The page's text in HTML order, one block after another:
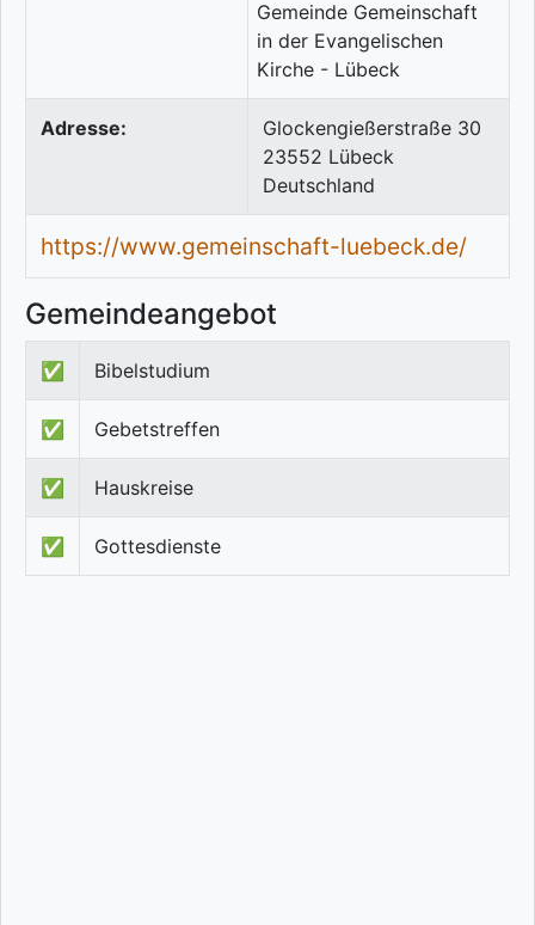
Adresse:
Glockengießerstraße 30
23552 Lübeck
Deutschland
https://www.gemeinschaft-luebeck.de/
Gemeindeangebot
✅ Bibelstudium
✅ Gebetstreffen
✅ Hauskreise
✅ Gottesdienste